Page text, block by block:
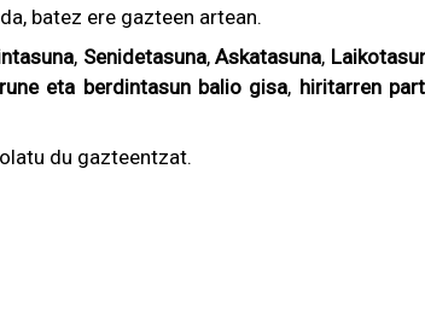
batez ere gazteen artean.
, Senidetasuna,Askatasuna,
eta berdintasun balio gisa, hiritarren
du gazteentzat.